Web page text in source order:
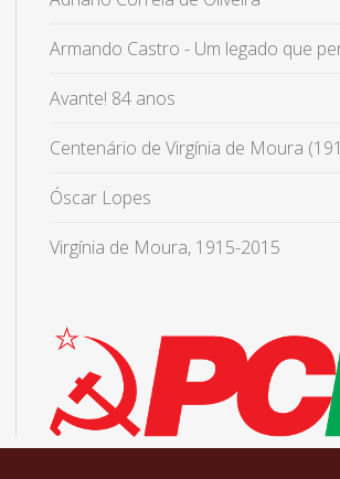
Armando Castro - Um legado que
Avante! 84 anos
Centenário de Virgínia de Moura
Óscar Lopes
Virgínia de Moura, 1915-2015